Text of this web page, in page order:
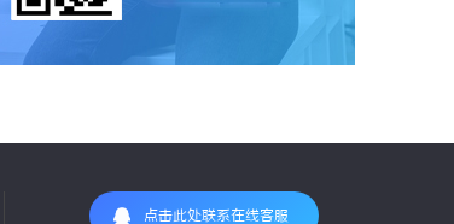
点击此处联系在线客服